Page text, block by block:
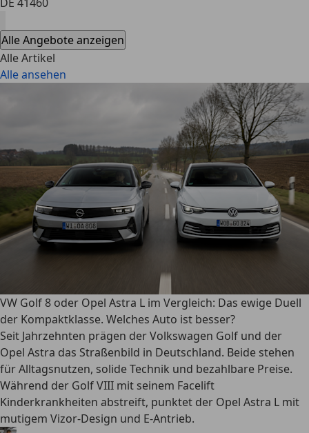
Alle Angebote anzeigen
Alle Artikel
Alle ansehen
VW Golf 8 oder Opel Astra L im Vergleich: Das ewige Duell
der Kompaktklasse. Welches Auto ist besser?
Seit Jahrzehnten prägen der Volkswagen Golf und der
Opel Astra das Straßenbild in Deutschland. Beide stehen
für Alltagsnutzen, solide Technik und bezahlbare Preise.
Während der Golf VIII mit seinem Facelift
Kinderkrankheiten abstreift, punktet der Opel Astra L mit
mutigem Vizor-Design und E-Antrieb.